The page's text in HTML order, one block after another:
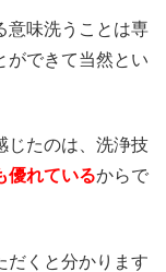
意味洗うことは専
ができて当然とい
じたのは、洗浄技
優れているからで
だくと分かります